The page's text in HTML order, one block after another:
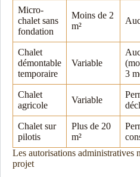
Micro-
chalet sans
fondation
Moins de 2
m²
Chalet
démontable
temporaire
Variable
3
Chalet
agricole
Variable
Chalet sur
pilotis
Plus de 20
m²
Les autorisations administratives
projet